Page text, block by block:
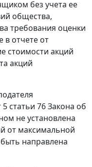
без учета ее
общества,
требования оценки
в отчете от
стоимости акций
акций
статьи 76 Закона об
не установлена
от максимальной
направлена